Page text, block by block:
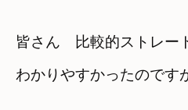
皆さん　比較的ストレー